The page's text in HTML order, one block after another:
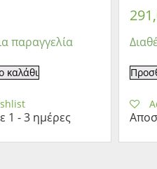
παραγγελία
καλάθι
1 - 3 ημέρες